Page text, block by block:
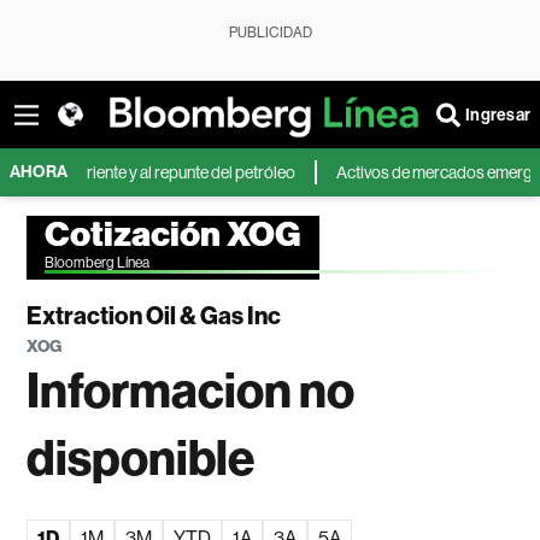
PUBLICIDAD
Ingresar
AHORA
Oriente y al repunte del petróleo Activos de mercados emergentes
Cotización XOG
Bloomberg Línea
Extraction Oil & Gas Inc
XOG
Informacion no
disponible